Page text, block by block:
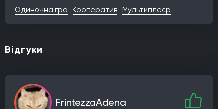
Одиночна гра Кооператив Мультиплеєр
Відгуки
FrintezzaAdena